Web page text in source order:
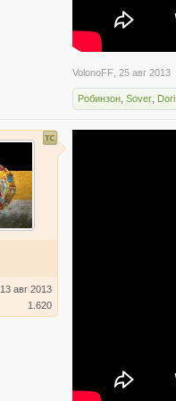
VolonoFF 25 авг 2013
Робинзон ,Sover Dori
13 авг 2013
1.620